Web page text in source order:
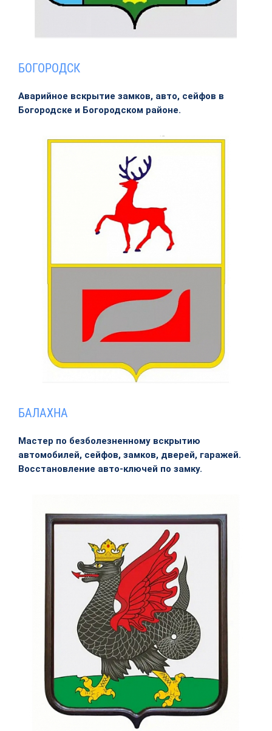
БОГОРОДСК
Аварийное вскрытие замков, авто, сейфов в
Богородске и Богородском районе.
БАЛАХНА
Мастер по безболезненному вскрытию
автомобилей, сейфов, замков, дверей, гаражей.
Восстановление авто-ключей по замку.